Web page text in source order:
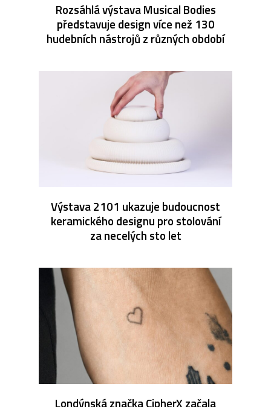
Rozsáhlá výstava Musical Bodies
představuje design více než 130
hudebních nástrojů z různých období
Výstava 2101 ukazuje budoucnost
keramického designu pro stolování
za necelých sto let
Londýnská značka CipherX začala